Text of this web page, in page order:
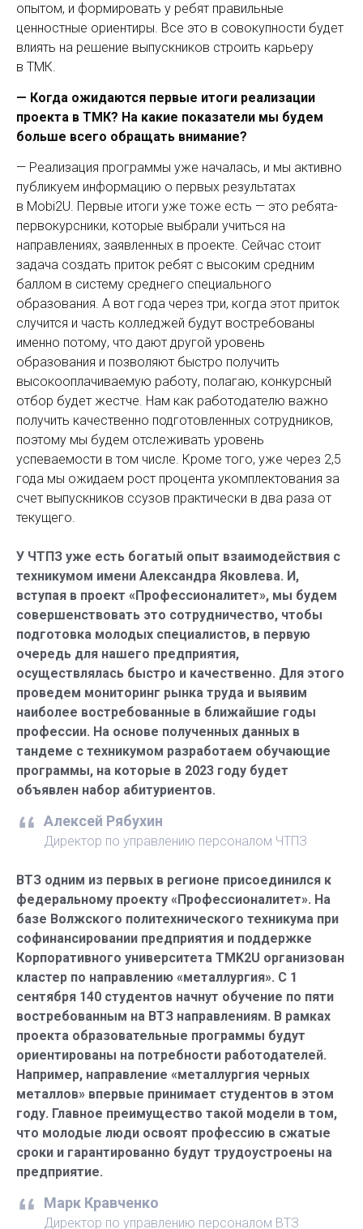
опытом, и формировать у ребят правильные
ценностные ориентиры. Все это в совокупности будет
влиять на решение выпускников строить карьеру
в ТМК.
— Когда ожидаются первые итоги реализации
проекта в ТМК? На какие показатели мы будем
больше всего обращать внимание?
— Реализация программы уже началась, и мы активно
публикуем информацию о первых результатах
в Mobi2U. Первые итоги уже тоже есть — это ребята-
первокурсники, которые выбрали учиться на
направлениях, заявленных в проекте. Сейчас стоит
задача создать приток ребят с высоким средним
баллом в систему среднего специального
образования. А вот года через три, когда этот приток
случится и часть колледжей будут востребованы
именно потому, что дают другой уровень
образования и позволяют быстро получить
высокооплачиваемую работу, полагаю, конкурсный
отбор будет жестче. Нам как работо­дателю важно
получить качественно подготовленных сотрудников,
поэтому мы будем отслеживать уровень
успеваемости в том числе. Кроме того, уже через 2,5
года мы ожидаем рост процента укомплектования за
счет выпускников ссузов практически в два раза от
текущего.
У ЧТПЗ уже есть богатый опыт взаи­модействия с
техникумом имени Александра Яковлева. И,
вступая в проект «Профессионалитет», мы будем
совершенствовать это сотрудничество, чтобы
подготовка молодых специалистов, в первую
очередь для нашего предприятия,
осуществлялась быстро и качественно. Для этого
проведем мониторинг рынка труда и выявим
наиболее востребованные в ближайшие годы
профессии. На основе полученных данных в
тандеме с техникумом разработаем обучающие
программы, на которые в 2023 году будет
объявлен набор абитуриентов.
Алексей Рябухин
Директор по управлению персоналом ЧТПЗ
ВТЗ одним из первых в регионе присоединился к
федеральному проекту «Профессионалитет». На
базе Волжского политехнического техникума при
софинансировании предприятия и поддержке
Корпоративного университета TMK2U организован
кластер по направлению «металлургия». С 1
сентября 140 студентов начнут обучение по пяти
востребованным на ВТЗ направлениям. В рамках
проекта образовательные программы будут
ориентированы на потребности работодателей.
Например, направление «металлургия черных
металлов» впервые принимает студентов в этом
году. Главное преимущество такой модели в том,
что молодые люди освоят профессию в сжатые
сроки и гарантированно будут трудоустроены на
предприятие.
Марк Кравченко
Директор по управлению персоналом ВТЗ